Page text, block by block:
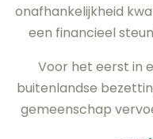
onafhankelijkheid
een financieel
Voor het eerst in
buitenlandse
gemeenschap